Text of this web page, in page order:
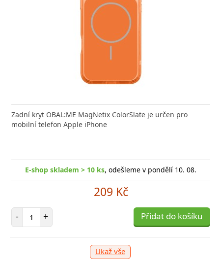
Zadní kryt OBAL:ME MagNetix ColorSlate je určen pro
mobilní telefon Apple iPhone
E-shop skladem > 10 ks, odešleme v pondělí 10. 08.
209 Kč
- Počet položek
+ Přidat do košíku
Ukaž vše
FIXED zajistí rychlé a bezpečné nabíjení
moderního smartphonu,
skladem > 10 ks, odešleme v pondělí 10. 08.
položek
+ Přidat do košíku -